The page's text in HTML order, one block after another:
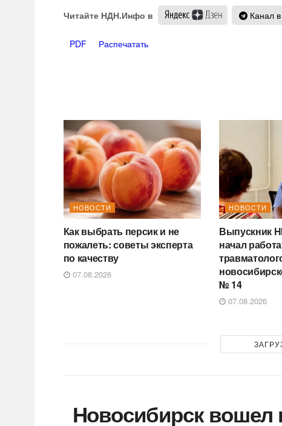
Читайте НДН.Инфо в Канал в
PDF Распечатать
НОВОСТИ
Как выбрать персик и не
пожалеть: советы эксперта
по качеству
07.08.2026
НОВОСТИ
Выпускник
начал
№ 14
07.08.2026
Новосибирск вошел